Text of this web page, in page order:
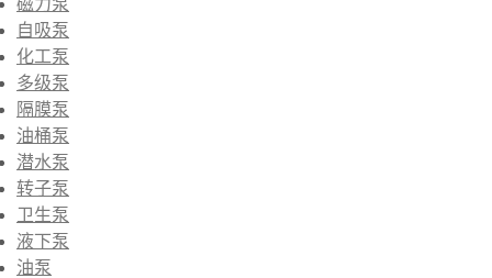
磁力泵
自吸泵
化工泵
多级泵
隔膜泵
油桶泵
潜水泵
转子泵
卫生泵
液下泵
油泵